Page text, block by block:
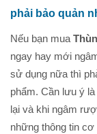
phải bảo quản
Nếu bạn mua
ngay hay mới
sử dụng nữa thì
phẩm. Cần lưu ý
lại và khi ngâm
những thông tin cơ